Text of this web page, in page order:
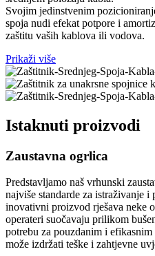
Svojim jedinstvenim
spoja nudi efekat potpore i
zaštitu vaših kablova ili vodova.
Prikaži više
Istaknuti proizvodi
Zaustavna ogrlica
Predstavljamo naš vrhunski
najviše standarde za istraživanje
inovativni proizvod rješava neke
operateri suočavaju prilikom
potrebu za pouzdanim i
može izdržati teške i zahtjevne